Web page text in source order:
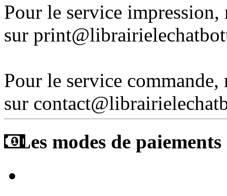
Pour le service
sur
Pour le service
sur
Les modes de